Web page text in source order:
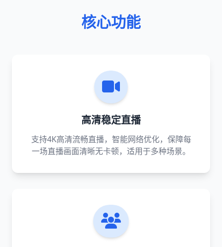
核心功能
高清稳定直播
支持4K高清流畅直播，智能网络优化，保障每
一场直播画面清晰无卡顿，适用于多种场景。